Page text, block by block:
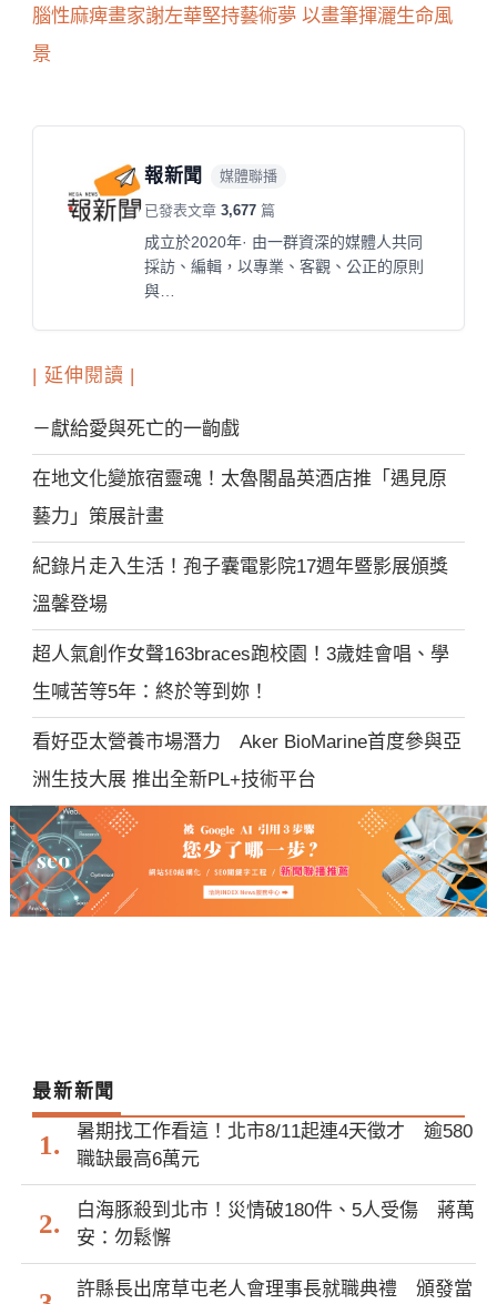
腦性麻痺畫家謝左華堅持藝術夢 以畫筆揮灑生命風
景
報新聞 媒體聯播
已發表文章3,677 篇
成立於2020年· 由一群資深的媒體人共同
採訪、編輯，以專業、客觀、公正的原則
與…
| 延伸閱讀 |
－獻給愛與死亡的一齣戲
在地文化變旅宿靈魂！太魯閣晶英酒店推「遇見原
藝力」策展計畫
紀錄片走入生活！孢子囊電影院17週年暨影展頒獎
溫馨登場
超人氣創作女聲163braces跑校園！3歲娃會唱、學
生喊苦等5年：終於等到妳！
看好亞太營養市場潛力 Aker BioMarine首度參與亞
洲生技大展 推出全新PL+技術平台
最新新聞
暑期找工作看這！北市8/11起連4天徵才 逾580
職缺最高6萬元
白海豚殺到北市！災情破180件、5人受傷 蔣萬
安：勿鬆懈
許縣長出席草屯老人會理事長就職典禮 頒發當